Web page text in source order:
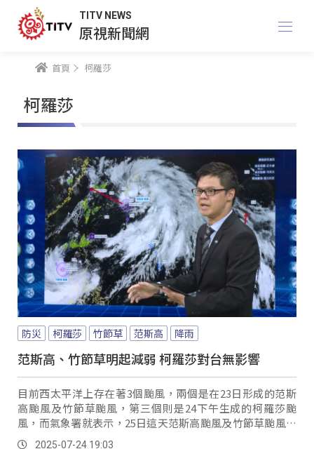
TITV NEWS
原視新聞網
首頁 柯羅莎
柯羅莎
防災 柯羅莎 竹節草 范斯高 降雨
范斯高、竹節草明起減弱 柯羅莎對台無影響
目前西太平洋上存在著3個颱風，兩個是在23日形成的范斯
高颱風及竹節草颱風，第三個則是24下午生成的柯羅莎颱
風，而氣象署就表示，25日這天范斯高颱風及竹節草颱風預
估都會有所減弱。
2025-07-24 19:03